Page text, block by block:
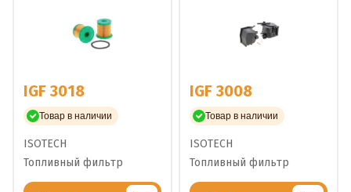
IGF 3018
Товар в наличии
ISOTECH
Топливный фильтр
IGF 3008
Товар в наличии
ISOTECH
Топливный фильтр